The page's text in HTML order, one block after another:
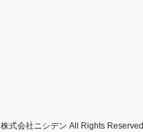
式会社ニシデン All Rights